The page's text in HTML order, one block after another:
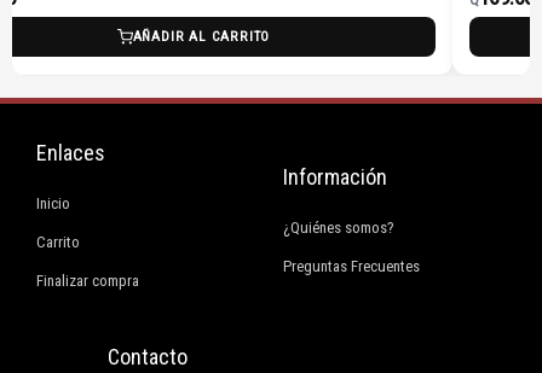
Enlaces
Inicio
Carrito
Finalizar compra
Información
¿Quiénes somos?
Preguntas Frecuentes
Contacto